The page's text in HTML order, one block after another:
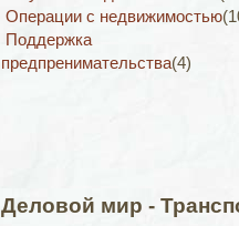
Операции с недвижимостью
Поддержка
предпренимательства(4)
Деловой мир -